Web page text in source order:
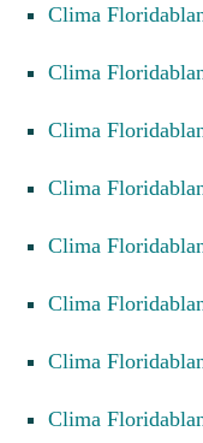
Clima
Clima
Clima
Clima
Clima
Clima
Clima
Clima